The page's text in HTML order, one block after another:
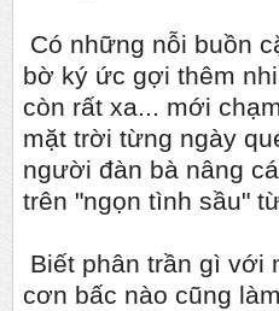
Có những nỗi buồn
bờ ký ức gợi thêm
còn rất xa... mới
mặt trời từng ngày
người đàn bà nâng
trên "ngọn tình sầu"
Biết phân trần gì với
cơn bấc nào cũng